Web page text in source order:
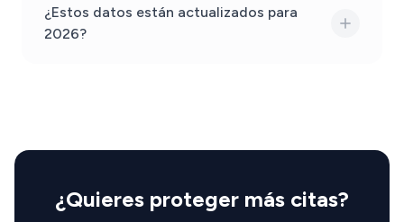
¿Estos datos están actualizados para
2026?
¿Quieres proteger más citas?